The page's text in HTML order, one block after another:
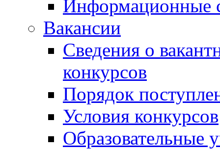
Информационные
Вакансии
Сведения о
конкурсов
Порядок
Условия конкурсов
Образовательные